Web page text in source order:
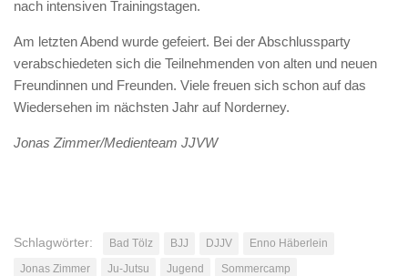
nach intensiven Trainingstagen.
Am letzten Abend wurde gefeiert. Bei der Abschlussparty
verabschiedeten sich die Teilnehmenden von alten und neuen
Freundinnen und Freunden. Viele freuen sich schon auf das
Wiedersehen im nächsten Jahr auf Norderney.
Jonas Zimmer/Medienteam JJVW
Schlagwörter: Bad Tölz BJJ DJJV
Enno Häberlein
Jonas Zimmer
Ju-Jutsu Jugend Sommercamp